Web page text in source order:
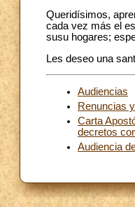
Queridísimos,
cada vez más el
susu hogares;
Les deseo una
Audiencias
Renuncias
Carta
decretos
Audiencia